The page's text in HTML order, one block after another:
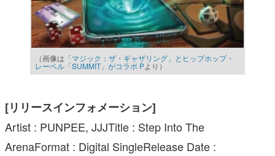
（画像は 「マジック：ザ・ギャザリング」とヒップホップ・
レーベル「SUMMIT」がコラボ Pより）
[リリースインフォメーション]
Artist : PUNPEE, JJJTitle : Step Into The
ArenaFormat : Digital SingleRelease Date :